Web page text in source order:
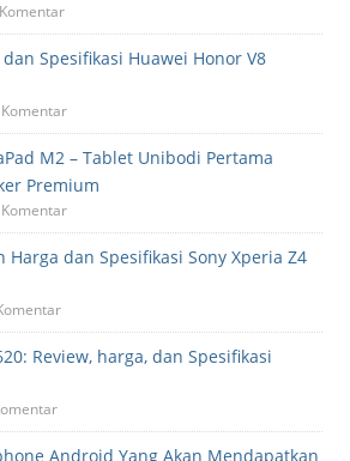
Spesifikasi Huawei Honor V8
M2 – Tablet Unibodi Pertama
Premium
Harga dan Spesifikasi Sony Xperia Z4
Review, harga, dan Spesifikasi
Android Yang Akan Mendapatkan